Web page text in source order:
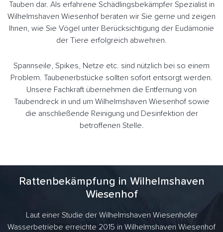
Tauben dar. Als erfahrene Schädlingsbekämpfer Spezialist in
Wilhelmshaven Wiesenhof beraten wir Sie gerne und zeigen
Ihnen, wie Sie Vögel unter Berücksichtigung der Eudämonie
der Tiere erfolgreich abwehren.
Spannseile, Spikes, Netze etc. sind nützlich bei so einem
Problem. Taubenerbstücke sollten sofort entsorgt werden.
Unsere Fachkraft übernehmen die Entfernung von
Taubendreck in und um Wilhelmshaven Wiesenhof sowie
die anschließende Reinigung und Desinfektion der
betroffenen Stelle.
Rattenbekämpfung in Wilhelmshaven
Wiesenhof
Laut einer Studie der Wilhelmshaven Wiesenhofer
Wasserbetriebe erreichte 2015 in Wilhelmshaven Wiesenhof